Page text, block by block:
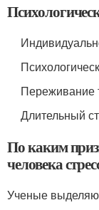
Переживание
Длительный
По каким
человека
Ученые